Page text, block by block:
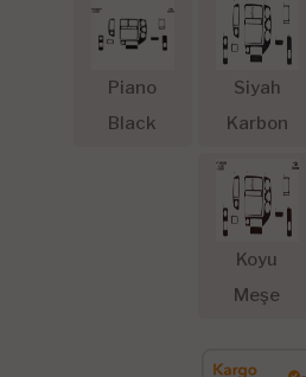
Piano
Black
Siyah
Karbon
Koyu
Meşe